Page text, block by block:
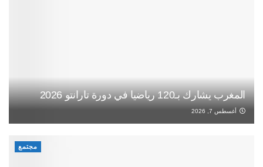
المغرب يشارك بـ120 رياضيا في دورة تارانتو 2026
أغسطس 7, 2026
مجتمع